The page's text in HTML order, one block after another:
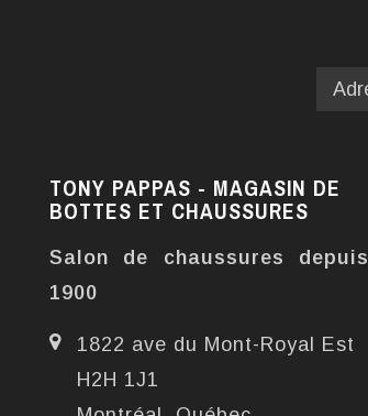
TONY PAPPAS - MAGASIN DE
BOTTES ET CHAUSSURES
Salon de chaussures depuis
1900
1822 ave du Mont-Royal Est
H2H 1J1